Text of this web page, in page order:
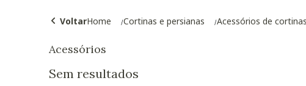
VoltarHome Cortinas e persianas Acessórios de
Acessórios
Sem resultados